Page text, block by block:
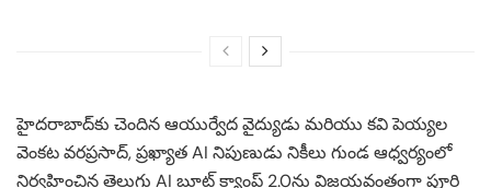
హైదరాబాద్‌కు చెందిన ఆయుర్వేద వైద్యుడు మరియు కవి పెయ్యల
వెంకట వరప్రసాద్, ప్రఖ్యాత AI నిపుణుడు నికీలు గుండ ఆధ్వర్యంలో
నిర్వహించిన తెలుగు AI బూట్ క్యాంప్ 2.0ను విజయవంతంగా పూర్తి